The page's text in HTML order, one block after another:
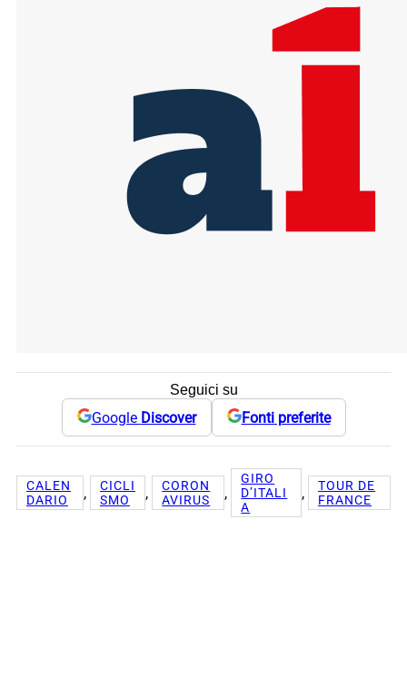
Seguici su
Google Discover Fonti preferite
CALEN
DARIO
,
CICLI
SMO
,
CORON
AVIRUS
,
GIRO
D’ITALI
A
,
TOUR DE
FRANCE